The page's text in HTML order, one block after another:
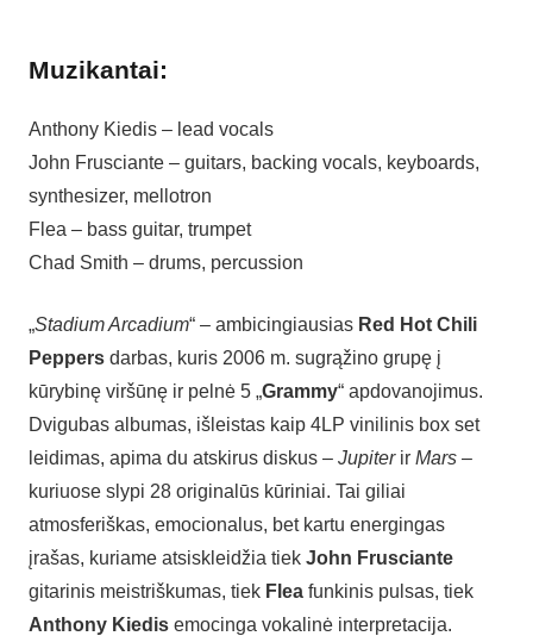
Muzikantai:
Anthony Kiedis – lead vocals
John Frusciante – guitars, backing vocals, keyboards,
synthesizer, mellotron
Flea – bass guitar, trumpet
Chad Smith – drums, percussion
„Stadium Arcadium“ – ambicingiausias Red Hot Chili
Peppers darbas, kuris 2006 m. sugrąžino grupę į
kūrybinę viršūnę ir pelnė 5 „Grammy“ apdovanojimus.
Dvigubas albumas, išleistas kaip 4LP vinilinis box set
leidimas, apima du atskirus diskus – Jupiterir Mars –
kuriuose slypi 28 originalūs kūriniai. Tai giliai
atmosferiškas, emocionalus, bet kartu energingas
įrašas, kuriame atsiskleidžia tiek John Frusciante
gitarinis meistriškumas, tiek Flea funkinis pulsas, tiek
Anthony Kiedis emocinga vokalinė interpretacija.